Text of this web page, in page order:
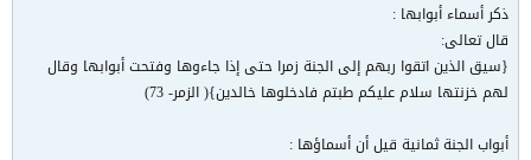
ذكر أسماء أبوابها :
قال تعالى:
{سيق الذين اتقوا ربهم إلى الجنة زمرا حتى إذا جاءوها وفتحت أبوابها وقال
لهم خزنتها سلام عليكم طبتم فادخلوها خالدين}( الزمر- 73)
أبواب الجنة ثمانية قيل أن أسماؤها :